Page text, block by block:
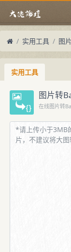
实用工具 图
实用工具
图片转
在线图片转